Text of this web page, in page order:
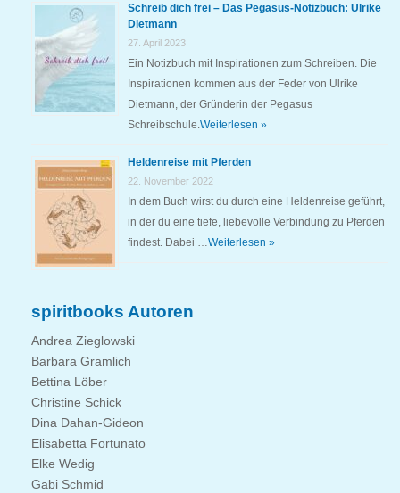
Schreib dich frei – Das Pegasus-Notizbuch: Ulrike
Dietmann
27. April 2023
Ein Notizbuch mit Inspirationen zum Schreiben. Die
Inspirationen kommen aus der Feder von Ulrike
Dietmann, der Gründerin der Pegasus
Schreibschule.Weiterlesen »
Heldenreise mit Pferden
22. November 2022
In dem Buch wirst du durch eine Heldenreise geführt,
in der du eine tiefe, liebevolle Verbindung zu Pferden
findest. Dabei …Weiterlesen »
spiritbooks Autoren
Andrea Zieglowski
Barbara Gramlich
Bettina Löber
Christine Schick
Dina Dahan-Gideon
Elisabetta Fortunato
Elke Wedig
Gabi Schmid